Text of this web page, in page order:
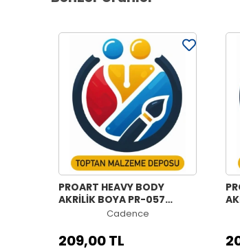
PROART HEAVY BODY
AKRİLİK BOYA PR-057
KALICI KOYU YEŞİL 120ML
Cadence
209,00 TL